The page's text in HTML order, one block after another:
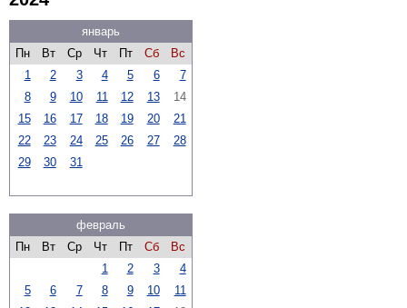
январь
Пн
Вт Ср Чт Пт Сб
Вс
1
2 3 4 5 6
7
8
9 10 11 12 13
14
15
16 17 18 19 20
21
22
23 24 25 26 27
28
29
30 31
февраль
Пн
Вт Ср Чт Пт Сб
Вс
1
2 3
4
5
6 7 8 9 10
11